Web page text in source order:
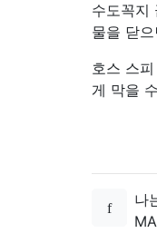
수도꼭지
물을 닫
호스 스
게 막을
나